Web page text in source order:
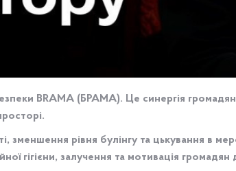
BRAMA (БРАМА). Це синергія
зменшення рівня булінгу та цькування в
гігієни, залучення та мотивація